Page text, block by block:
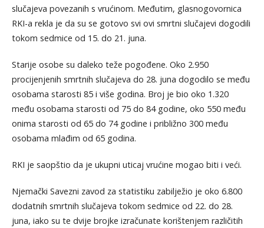
slučajeva povezanih s vrućinom. Međutim, glasnogovornica
RKI-a rekla je da su se gotovo svi ovi smrtni slučajevi dogodili
tokom sedmice od 15. do 21. juna.
Starije osobe su daleko teže pogođene. Oko 2.950
procijenjenih smrtnih slučajeva do 28. juna dogodilo se među
osobama starosti 85 i više godina. Broj je bio oko 1.320
među osobama starosti od 75 do 84 godine, oko 550 među
onima starosti od 65 do 74 godine i približno 300 među
osobama mlađim od 65 godina.
RKI je saopštio da je ukupni uticaj vrućine mogao biti i veći.
Njemački Savezni zavod za statistiku zabilježio je oko 6.800
dodatnih smrtnih slučajeva tokom sedmice od 22. do 28.
juna, iako su te dvije brojke izračunate korištenjem različitih